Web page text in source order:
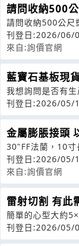
請問收納500
請問收納500公尺
刊登日:2026/06/
來自:詢價官網
藍寶石基板現
我想詢問是否有
單面拋光C面藍寶
刊登日:2026/05/
金屬膨脹接頭
30"FF法蘭，10寸
們有PDF檔案可提
刊登日:2026/05/
來自:詢價官網
雷射切割 有此
簡單的心型大約
刊登日:2026/05/